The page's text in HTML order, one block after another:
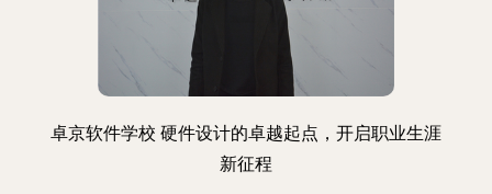
卓京软件学校 硬件设计的卓越起点，开启职业生涯
新征程